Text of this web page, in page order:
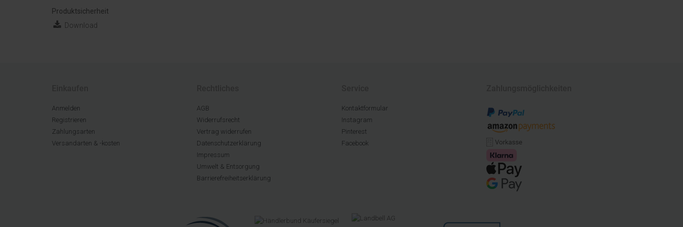
Produktsicherheit
Download
Anmelden
Registrieren
Zahlungsarten
Versandarten & -kosten
AGB
Widerrufsrecht
Vertrag widerrufen
Datenschutzerklärung
Impressum
Umwelt & Entsorgung
Barrierefreiheitserklärung
Kontaktformular
Instagram
Pinterest
Facebook